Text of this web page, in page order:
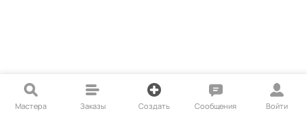
Мастера Заказы Создать Сообщения Войти